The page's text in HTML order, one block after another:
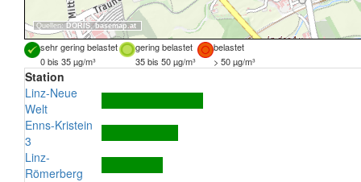
Quellen: DORIS, basemap.at
sehr gering belastet gering belastet
belastet
0 bis 35 µg/m³
35 bis 50 µg/m³ > 50 µg/m³
Station
Linz-Neue
Welt
Enns-Kristein
3
Linz-
Römerberg